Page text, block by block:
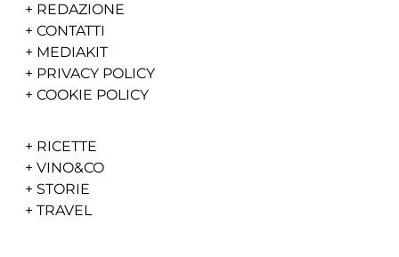
+ REDAZIONE
+ CONTATTI
+ MEDIAKIT
+ PRIVACY POLICY
+ COOKIE POLICY
+ RICETTE
+ VINO&CO
+ STORIE
+ TRAVEL